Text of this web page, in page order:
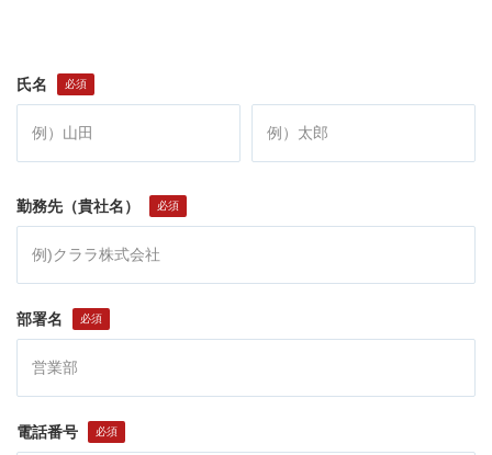
氏名
勤務先（貴社名）
部署名
電話番号